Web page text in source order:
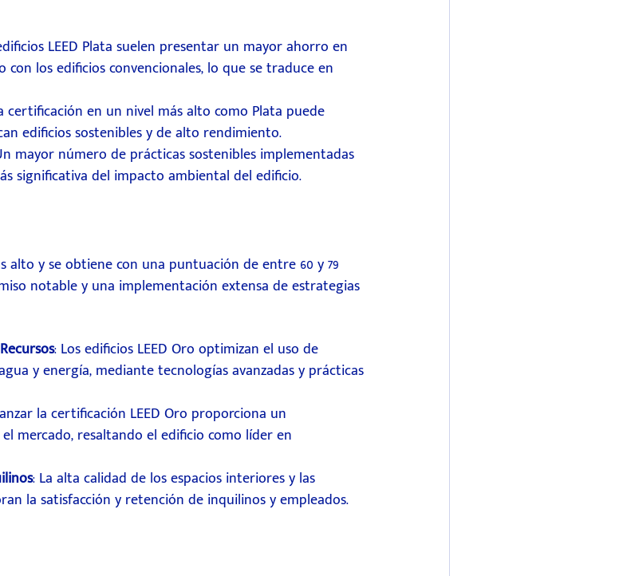
LEED Plata suelen presentar un mayor ahorro en
los edificios convencionales, lo que se traduce en
certificación en un nivel más alto como Plata puede
edificios sostenibles y de alto rendimiento.
mayor número de prácticas sostenibles implementadas
significativa del impacto ambiental del edificio.
alto y se obtiene con una puntuación de entre 60 y 79
notable y una implementación extensa de estrategias
: Los edificios LEED Oro optimizan el uso de
y energía, mediante tecnologías avanzadas y prácticas
la certificación LEED Oro proporciona un
mercado, resaltando el edificio como líder en
: La alta calidad de los espacios interiores y las
la satisfacción y retención de inquilinos y empleados.